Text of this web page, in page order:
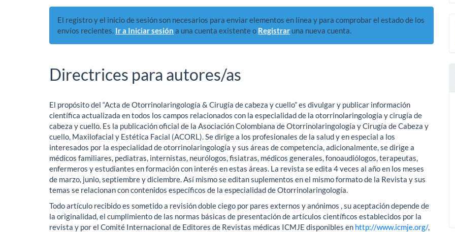
El registro y el inicio de sesión son necesarios para enviar elementos en línea y para comprobar el estado de los
envíos recientes. Ir a Iniciar sesión a una cuenta existente o Registrar una nueva cuenta.
Directrices para autores/as
El propósito del “Acta de Otorrinolaringología & Cirugía de cabeza y cuello” es divulgar y publicar información
científica actualizada en todos los campos relacionados con la especialidad de la otorrinolaringología y cirugía de
cabeza y cuello. Es la publicación oficial de la Asociación Colombiana de Otorrinolaringología y Cirugía de Cabeza y
cuello, Maxilofacial y Estética Facial (ACORL). Se dirige a los profesionales de la salud y en especial a los
interesados por la especialidad de otorrinolaringología y sus áreas de competencia, adicionalmente, se dirige a
médicos familiares, pediatras, internistas, neurólogos, fisiatras, médicos generales, fonoaudiólogos, terapeutas,
enfermeros y estudiantes en formación con interés en estas áreas. La revista se edita 4 veces al año en los meses
de marzo, junio, septiembre y diciembre. Así mismo se editan suplementos en el mismo formato de la Revista y sus
temas se relacionan con contenidos específicos de la especialidad de Otorrinolaringología.
Todo artículo recibido es sometido a revisión doble ciego por pares externos y anónimos , su aceptación depende de
la originalidad, el cumplimiento de las normas básicas de presentación de artículos científicos establecidos por la
revista y por el Comité Internacional de Editores de Revistas médicas ICMJE disponibles en http://www.icmje.org/,